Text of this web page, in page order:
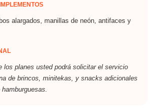
alargados, manillas de neón, antifaces y
los planes usted podrá solicitar el servicio
de brincos, minitekas, y snacks adicionales